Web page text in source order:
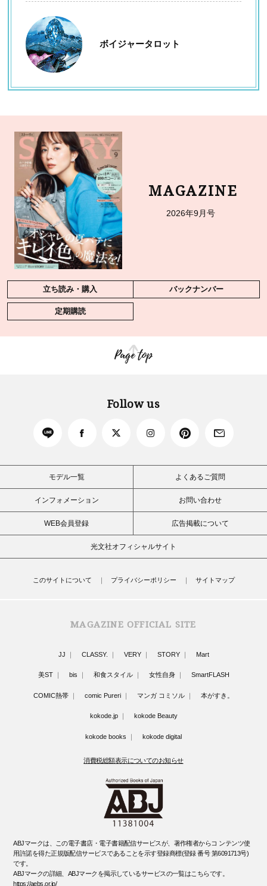
ボイジャータロット
MAGAZINE
2026年9月号
立ち読み・購入 バックナンバー
定期購読
Page top
Follow us
モデル一覧 よくあるご質問
インフォメーション お問い合わせ
WEB会員登録 広告掲載について
光文社オフィシャルサイト
このサイトについて プライバシーポリシー サイトマップ
MAGAZINE OFFICIAL SITE
JJ CLASSY. VERY STORY Mart
美ST bis 和食スタイル 女性自身 SmartFLASH
COMIC熱帯 comic Pureri マンガ コミソル 本がすき。
kokode.jp kokode Beauty
kokode books kokode digital
消費税総額表示についてのお知らせ
ABJマークは、この電子書店・電子書籍配信サービスが、著作権者からコ ンテンツ使
用許諾を得た正規版配信サービスであることを示す登録商標(登録 番号 第6091713号)
です。
ABJマークの詳細、ABJマークを掲示しているサービスの一覧はこちらです。
https://aebs.or.jp/